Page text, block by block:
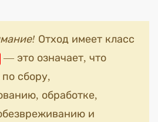
Отход имеет класс
— это означает, что
сбору,
обработке,
и